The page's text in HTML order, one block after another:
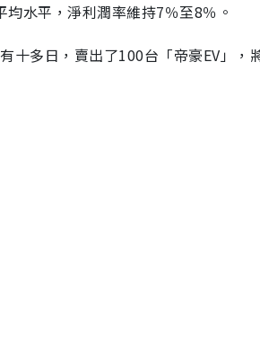
水平，淨利潤率維持7％至8％。
多日，賣出了100台「帝豪EV」，